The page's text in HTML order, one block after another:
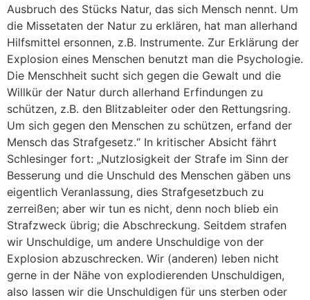
Ausbruch des Stücks Natur, das sich Mensch nennt. Um
die Missetaten der Natur zu erklären, hat man allerhand
Hilfsmittel ersonnen, z.B. Instrumente. Zur Erklärung der
Explosion eines Menschen benutzt man die Psychologie.
Die Menschheit sucht sich gegen die Gewalt und die
Willkür der Natur durch allerhand Erfindungen zu
schützen, z.B. den Blitzableiter oder den Rettungsring.
Um sich gegen den Menschen zu schützen, erfand der
Mensch das Strafgesetz.“ In kritischer Absicht fährt
Schlesinger fort: „Nutzlosigkeit der Strafe im Sinn der
Besserung und die Unschuld des Menschen gäben uns
eigentlich Veranlassung, dies Strafgesetzbuch zu
zerreißen; aber wir tun es nicht, denn noch blieb ein
Strafzweck übrig; die Abschreckung. Seitdem strafen
wir Unschuldige, um andere Unschuldige von der
Explosion abzuschrecken. Wir (anderen) leben nicht
gerne in der Nähe von explodierenden Unschuldigen,
also lassen wir die Unschuldigen für uns sterben oder